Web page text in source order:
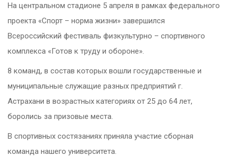
На центральном стадионе 5 апреля в рамках федерального
проекта «Спорт – норма жизни» завершился
Всероссийский фестиваль физкультурно – спортивного
комплекса «Готов к труду и обороне».
8 команд, в состав которых вошли государственные и
муниципальные служащие разных предприятий г.
Астрахани в возрастных категориях от 25 до 64 лет,
боролись за призовые места.
В спортивных состязаниях приняла участие сборная
команда нашего университета.